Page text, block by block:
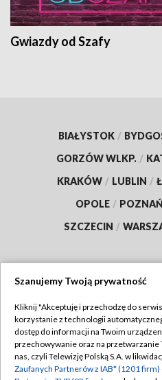
Gwiazdy od Szafy
BIAŁYSTOK /
GORZÓW WLKP. /
KRAKÓW / LUBLIN /
OPOLE / POZNAŃ
SZCZECIN /
Abonament TVP
Emisja w TVP
Polityka
Szanujemy Twoją prywatność
Kliknij "Akceptuję i przechodzę do
korzystanie z technologii
dostęp do informacji na Twoim
przechowywanie oraz na przetwarzanie
nas, czyli Telewizję Polską S.A. w
Zaufanych Partnerów z IAB* (1201 firm)